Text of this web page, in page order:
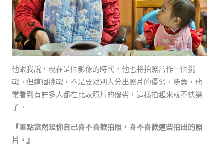
他跟我說，現在是個影像的時代，他也將拍照當作一個挑
戰。但這個挑戰，不是要跟別人分出照片的優劣、勝負，他
常看到有許多人都在比較照片的優劣，這樣拍起來就不快樂
了。
『重點當然是你自己喜不喜歡拍照，喜不喜歡這些拍出的照
片。』